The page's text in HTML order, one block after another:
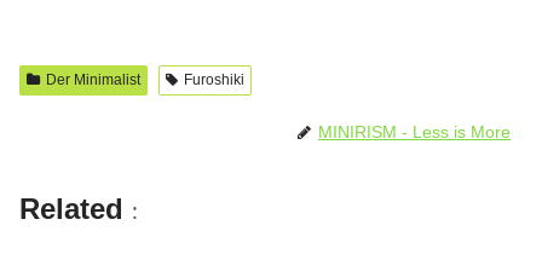
e
o
k
s
e
Der Minimalist Furoshiki
MINIRISM - Less is More
Related :